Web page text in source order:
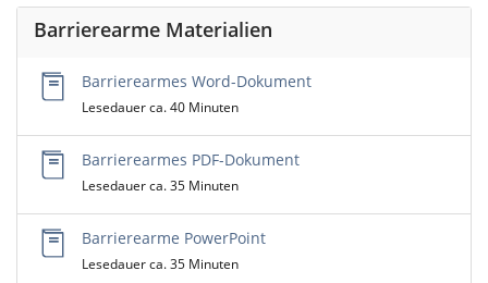
Barrierearme Materialien
Barrierearmes Word-Dokument
Lesedauer ca. 40 Minuten
Barrierearmes PDF-Dokument
Lesedauer ca. 35 Minuten
Barrierearme PowerPoint
Lesedauer ca. 35 Minuten